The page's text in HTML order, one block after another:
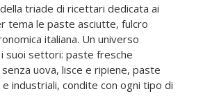
triade di ricettari dedicata ai
tema le paste asciutte, fulcro
italiana. Un universo
suoi settori: paste fresche
uova, lisce e ripiene, paste
industriali, condite con ogni tipo di